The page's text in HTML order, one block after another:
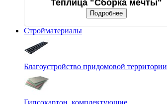
Теплица "Сборка мечты"
Подробнее
Стройматериалы
Благоустройство придомовой территории
Гипсокартон, комплектующие